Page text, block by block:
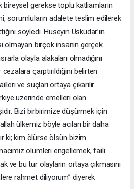
bireysel gerekse toplu katliamların
sorumluların adalete teslim edilerek
söyledi. Hüseyin Üsküdar’ın
olmayan birçok insanın gerçek
olayla alakaları olmadığını
çarptırıldığını belirten
ve suçları ortaya çıkarılır.
üzerinde emelleri olan
Bizi birbirimize düşürmek için
ülkemiz böyle acıları bir daha
ki; kim ölürse ölsün bizim
ölümleri engellemek, faili
ve bu tür olayların ortaya çıkmasını
rahmet diliyorum” diyerek